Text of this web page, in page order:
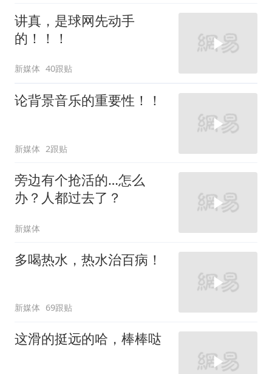
讲真，是球网先动手
的！！！
新媒体 40跟贴
论背景音乐的重要性！！
新媒体 2跟贴
旁边有个抢活的…怎么
办？人都过去了？
新媒体
多喝热水，热水治百病！
新媒体 69跟贴
这滑的挺远的哈，棒棒哒